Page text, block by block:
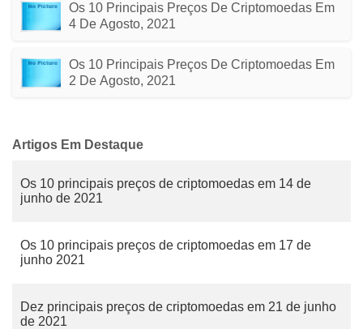
Os 10 Principais Preços De Criptomoedas Em
4 De Agosto, 2021
Os 10 Principais Preços De Criptomoedas Em
2 De Agosto, 2021
Artigos Em Destaque
Os 10 principais preços de criptomoedas em 14 de
junho de 2021
Os 10 principais preços de criptomoedas em 17 de
junho 2021
Dez principais preços de criptomoedas em 21 de junho
de 2021